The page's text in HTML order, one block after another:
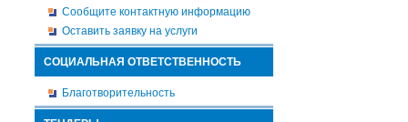
Сообщите контактную информацию
Оставить заявку на услуги
СОЦИАЛЬНАЯ ОТВЕТСТВЕННОСТЬ
Благотворительность